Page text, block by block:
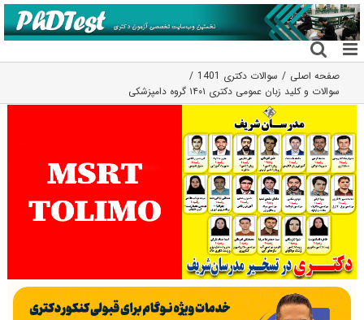
رفتن
به
محتوا
صفحه اصلی
سوالات دکتری 1401
سوالات و کلید زبان عمومی دکتری ۱۴۰۱ گروه دامپزشکی